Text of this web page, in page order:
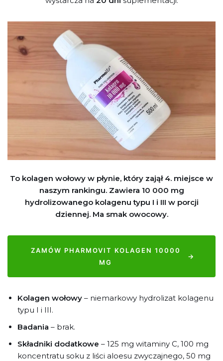
To kolagen wołowy w płynie, który zajął 4. miejsce w
naszym rankingu. Zawiera 10 000 mg
hydrolizowanego kolagenu typu I i III w porcji
dziennej. Ma smak owocowy.
ZAMÓW PHARMOVIT KOLAGEN 10000
MG
→
Kolagen wołowy – niemarkowy hydrolizat kolagenu
typu I i III.
Badania – brak.
Składniki dodatkowe – 125 mg witaminy C, 100 mg
koncentratu soku z liści aloesu zwyczajnego, 50 mg